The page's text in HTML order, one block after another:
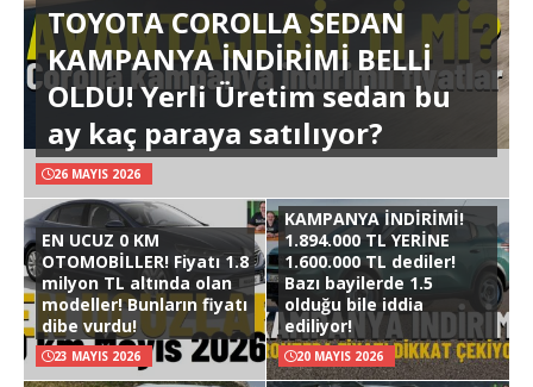
TOYOTA COROLLA SEDAN
KAMPANYA İNDİRİMİ BELLİ
OLDU! Yerli Üretim sedan bu
ay kaç paraya satılıyor?
26 MAYIS 2026
EN UCUZ 0 KM
OTOMOBİLLER! Fiyatı 1.8
milyon TL altında olan
modeller! Bunların fiyatı
dibe vurdu!
23 MAYIS 2026
KAMPANYA İNDİRİMİ!
1.894.000 TL YERİNE
1.600.000 TL dediler!
Bazı bayilerde 1.5
olduğu bile iddia
ediliyor!
20 MAYIS 2026